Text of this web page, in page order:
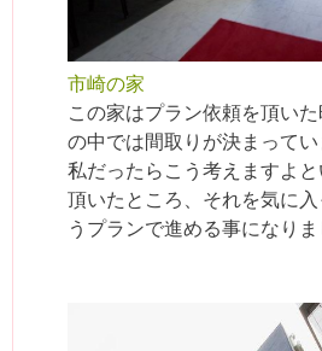
市崎の家
この家はプラン依頼を頂い
の中では間取りが決まってい
私だったらこう考えますよ
頂いたところ、それを気に
うプランで進める事になりま